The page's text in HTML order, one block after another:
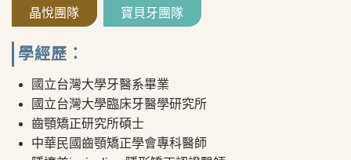
晶悅團隊 寶貝牙團隊
學經歷：
國立台灣大學牙醫系畢業
國立台灣大學臨床牙醫學研究所
齒顎矯正研究所碩士
中華民國齒顎矯正學會專科醫師